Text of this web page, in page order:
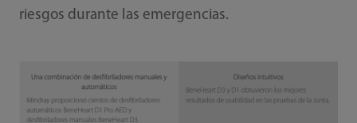
riesgos durante las emergencias.